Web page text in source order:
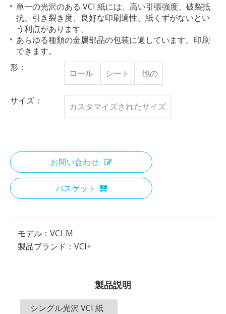
単一の光沢のある VCI 紙には、高い引張強度、破裂抵
抗、引き裂き度、良好な印刷適性、紙くずがないとい
う利点があります。
あらゆる種類の金属部品の包装に適しています。印刷
できます。
形：
ロール シート 他の
サイズ：
カスタマイズされたサイズ
お問い合わせ
バスケット
モデル： VCI-M
製品ブランド： VCI+
製品説明
シングル光沢 VCI 紙